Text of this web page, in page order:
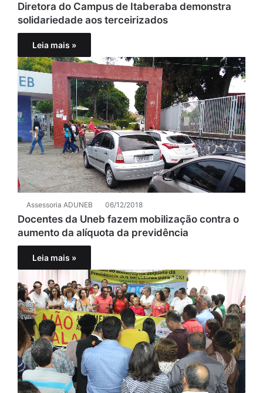
Diretora do Campus de Itaberaba demonstra
solidariedade aos terceirizados
Leia mais »
Assessoria ADUNEB 06/12/2018
Docentes da Uneb fazem mobilização contra o
aumento da alíquota da previdência
Leia mais »